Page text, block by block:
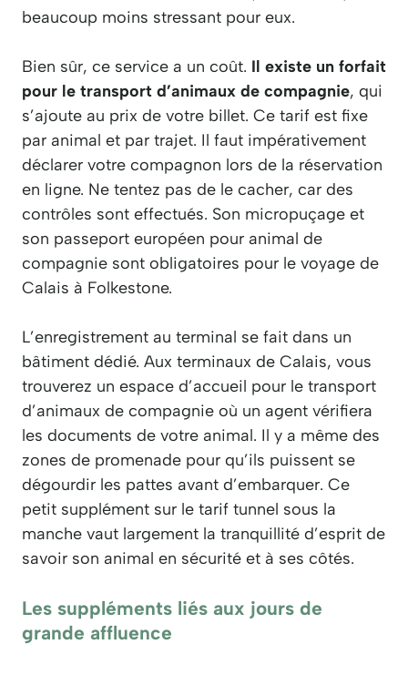
beaucoup moins stressant pour eux.
Bien sûr, ce service a un coût. Il existe un forfait
pour le transport d’animaux de compagnie, qui
s’ajoute au prix de votre billet. Ce tarif est fixe
par animal et par trajet. Il faut impérativement
déclarer votre compagnon lors de la réservation
en ligne. Ne tentez pas de le cacher, car des
contrôles sont effectués. Son micropuçage et
son passeport européen pour animal de
compagnie sont obligatoires pour le voyage de
Calais à Folkestone.
L’enregistrement au terminal se fait dans un
bâtiment dédié. Aux terminaux de Calais, vous
trouverez un espace d’accueil pour le transport
d’animaux de compagnie où un agent vérifiera
les documents de votre animal. Il y a même des
zones de promenade pour qu’ils puissent se
dégourdir les pattes avant d’embarquer. Ce
petit supplément sur le tarif tunnel sous la
manche vaut largement la tranquillité d’esprit de
savoir son animal en sécurité et à ses côtés.
Les suppléments liés aux jours de
grande affluence